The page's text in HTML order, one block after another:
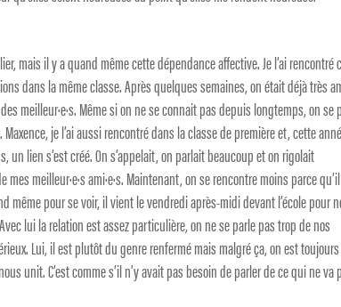
mais il y a quand même cette dépendance affective. Je l’ai rencontré
dans la même classe. Après quelques semaines, on était déjà très
meilleur·e·s. Même si on ne se connait pas depuis longtemps, on se
je l’ai aussi rencontré dans la classe de première et, cette
lien s’est créé. On s’appelait, on parlait beaucoup et on rigolait
meilleur·e·s ami·e·s. Maintenant, on se rencontre moins parce
même pour se voir, il vient le vendredi après-midi devant l’école pour
lui la relation est assez particulière, on ne se parle pas trop de nos
Lui, il est plutôt du genre renfermé mais malgré ça, on est
unit. C’est comme s’il n’y avait pas besoin de parler de ce qui ne va